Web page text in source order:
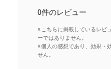
0件のレビュー
※こちらに掲載しているレビ
ーではありません。
※個人の感想であり、効果・
せん。